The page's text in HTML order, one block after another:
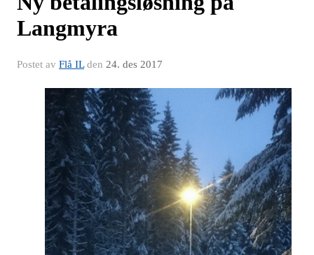
Langmyra
Postet av Flå ILden 24. des 2017